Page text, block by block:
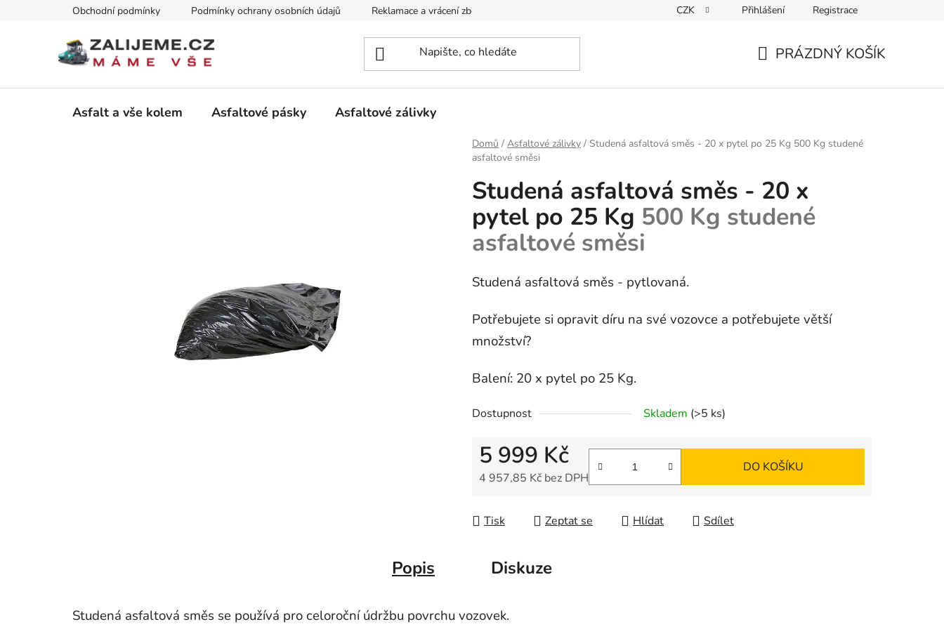
Obchodní podmínky Podmínky ochrany osobních údajů Reklamace a vrácení zboží CZK Přihlášení Registrace
PRÁZDNÝ KOŠÍK
Asfalt a vše kolem Asfaltové pásky Asfaltové zálivky
Domů / Asfaltové zálivky / Studená asfaltová směs - 20 x pytel po 25 Kg 500 Kg studené
asfaltové směsi
Studená asfaltová směs - 20 x
pytel po 25 Kg 500 Kg studené
asfaltové směsi
Studená asfaltová směs - pytlovaná.
Potřebujete si opravit díru na své vozovce a potřebujete větší
množství?
Balení: 20 x pytel po 25 Kg.
Dostupnost Skladem (>5 ks)
5 999 Kč
4 957,85 Kč bez DPH
DO KOŠÍKU
Tisk Zeptat se Hlídat Sdílet
Popis Diskuze
Studená asfaltová směs se používá pro celoroční údržbu povrchu vozovek.